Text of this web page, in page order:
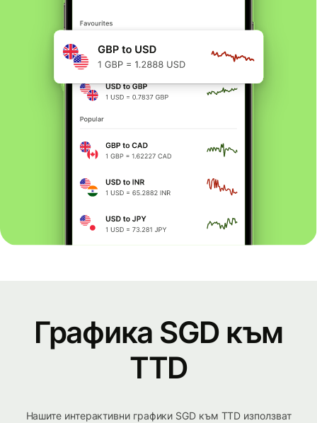
Графика SGD към
TTD
Нашите интерактивни графики SGD към TTD използват